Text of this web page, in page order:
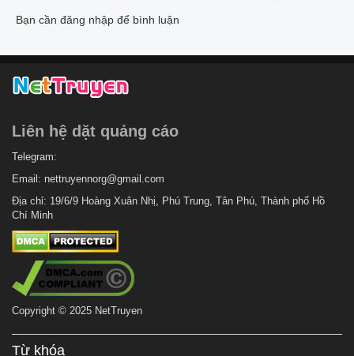
Bạn cần đăng nhập để bình luận
Liên hệ dặt quảng cáo
Telegram:
Email: nettruyennorg@gmail.com
Địa chỉ: 19/6/9 Hoàng Xuân Nhị, Phú Trung, Tân Phú, Thành phố Hồ
Chí Minh
Copyright © 2025 NetTruyen
Từ khóa